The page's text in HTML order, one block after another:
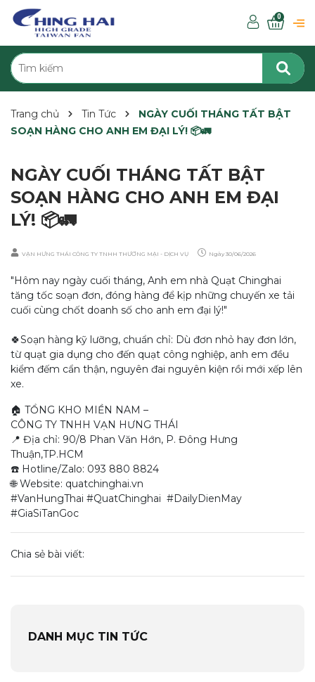
0
Trang chủ Tin Tức
NGÀY CUỐI THÁNG TẤT BẬT
SOẠN HÀNG CHO ANH EM ĐẠI LÝ! 📦🚛
NGÀY CUỐI THÁNG TẤT BẬT
SOẠN HÀNG CHO ANH EM ĐẠI
LÝ! 📦🚛
VẠN HƯNG THÁI CÔNG TY TNHH THƯƠNG MẠI - DỊCH VỤ Ngày 30/06/2026
​"Hôm nay ngày cuối tháng, Anh em nhà Quạt Chinghai
tăng tốc soạn đơn, đóng hàng để kịp những chuyến xe tải
cuối cùng chốt doanh số cho anh em đại lý!"
🍀​Soạn hàng kỹ lưỡng, chuẩn chỉ: Dù đơn nhỏ hay đơn lớn,
từ quạt gia dụng cho đến quạt công nghiệp, anh em đều
kiểm đếm cẩn thận, nguyên đai nguyên kiện rồi mới xếp lên
xe.
​🏠 TỔNG KHO MIỀN NAM –
CÔNG TY TNHH VẠN HƯNG THÁI
📍 Địa chỉ: 90/8 Phan Văn Hớn, P. Đông Hưng
Thuận,TP.HCM
☎️ Hotline/Zalo: 093 880 8824
🌐 Website: quatchinghai.vn
​#VanHungThai #QuatChinghai #DailyDienMay
#GiaSiTanGoc
Chia sẻ bài viết:
DANH MỤC TIN TỨC